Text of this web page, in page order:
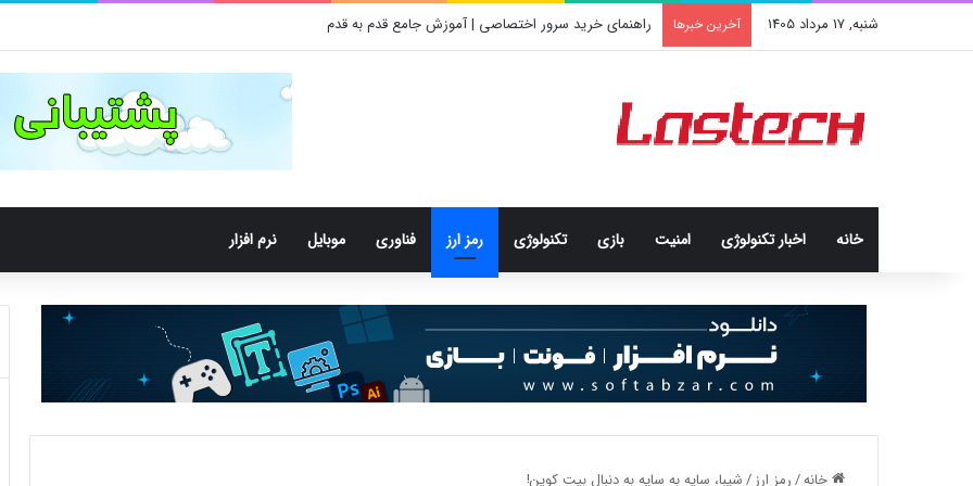
شنبه, 17 مرداد 1405 آخرین خبرها راهنمای خرید سرور اختصاصی | آموزش جامع قدم به قدم
خانه اخبار تکنولوژی امنيت بازی تکنولوژی رمز ارز فناوری موبایل نرم افزار
خانه/رمز ارز/شیبا، سایه به سایه به دنبال بیت کوین!